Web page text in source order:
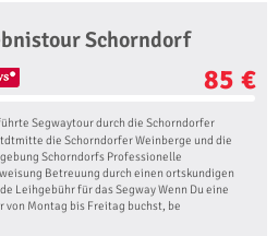
Schorndorf
85 €
Segwaytour durch die Schorndorfer
die Schorndorfer Weinberge und die
Schorndorfs Professionelle
Betreuung durch einen ortskundigen
Leihgebühr für das Segway Wenn Du eine
von Montag bis Freitag buchst, be